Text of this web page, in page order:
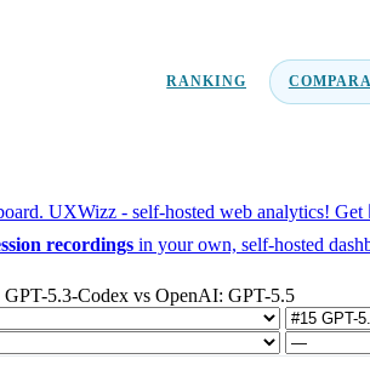
RANKING
UXWizz - self-hosted web analytics! Get
recordings in your own, self-hosted
5.3-Codex vs OpenAI: GPT-5.5